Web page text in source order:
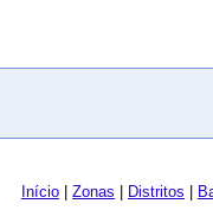
Início Zonas Distritos